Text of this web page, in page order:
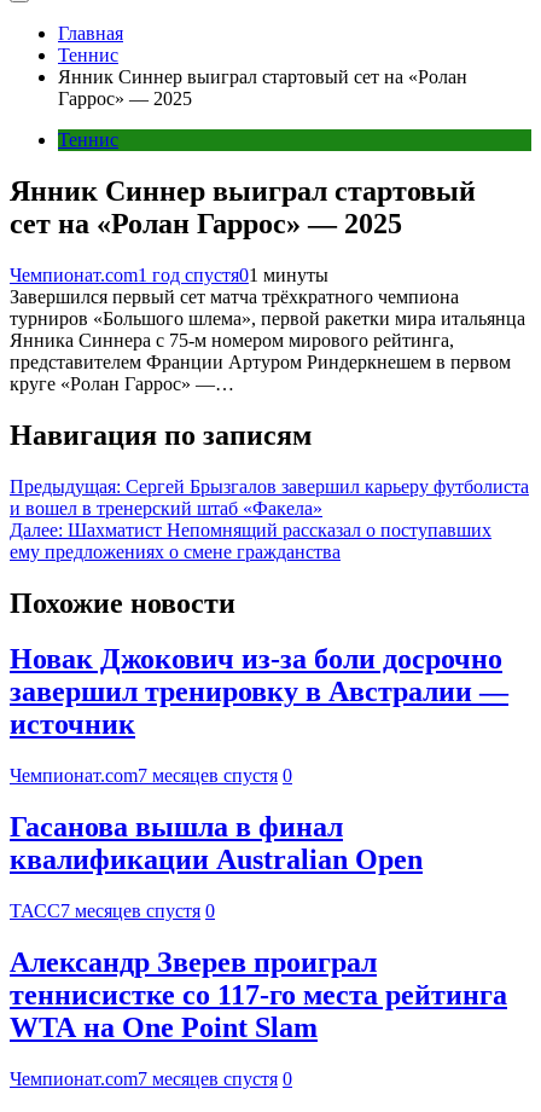
Главная
Теннис
Янник Синнер выиграл стартовый сет на «Ролан
Гаррос» — 2025
Теннис
Янник Синнер выиграл стартовый
сет на «Ролан Гаррос» — 2025
Чемпионат.com1 год спустя01 минуты
Завершился первый сет матча трёхкратного чемпиона
турниров «Большого шлема», первой ракетки мира итальянца
Янника Синнера с 75-м номером мирового рейтинга,
представителем Франции Артуром Риндеркнешем в первом
круге «Ролан Гаррос» —…
Навигация по записям
Предыдущая: Сергей Брызгалов завершил карьеру футболиста
и вошел в тренерский штаб «Факела»
Далее: Шахматист Непомнящий рассказал о поступавших
ему предложениях о смене гражданства
Похожие новости
Новак Джокович из-за боли досрочно
завершил тренировку в Австралии —
источник
Чемпионат.com7 месяцев спустя 0
Гасанова вышла в финал
квалификации Australian Open
ТАСС7 месяцев спустя 0
Александр Зверев проиграл
теннисистке со 117-го места рейтинга
WTA на One Point Slam
Чемпионат.com7 месяцев спустя 0